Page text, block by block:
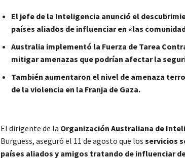
El jefe de la Inteligencia anunció el
países aliados de influenciar en «las
Australia implementó la Fuerza de Tarea
mitigar amenazas que podrían afectar la
También aumentaron el nivel de amenaza
de la violencia en la Franja de Gaza.
El dirigente de la Organización Australiana de
Burguess, aseguró el 11 de agosto que los servicios
países aliados y amigos tratando de influenciar